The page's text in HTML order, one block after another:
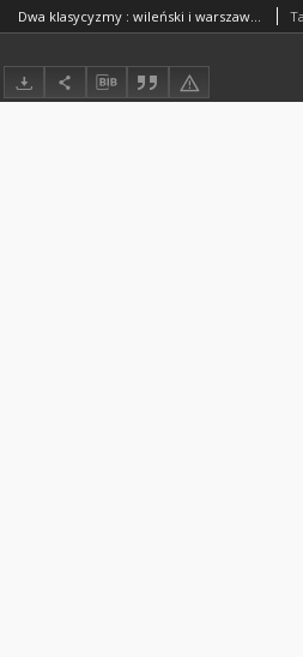
Dwa klasycyzmy : wileński i warszawski : rzecz czytana 12 czerwca 1920 na posiedzeniu Tow. Przyjaciół Nauk w Wilnie